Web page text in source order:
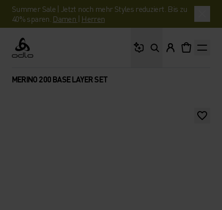
Summer Sale | Jetzt noch mehr Styles reduziert. Bis zu
40% sparen. Damen | Herren
Odlo
MERINO 200 BASE LAYER SET